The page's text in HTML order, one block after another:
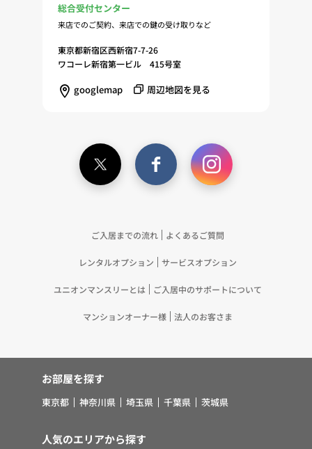
に保有する個人情報と当社から取得する個人情報を
突合して、お客様の当ウェブサイトの利用履歴等の
調査・分析、広告の効果測定およびその結果を利用
し、興味関心・嗜好に応じたサービスに関する広告
（11）本ポリシーへの同意に基づき、提携事業者等
記載の目的で利用するため（12）本ポリシーへの同
意に基づき、提携事業者等が取得した個人関連情報
の提供を受け、当社が既に有している個人情報を突
ービス、マーケティング活動、お問い合わせ対応お
5.お客様・オーナー様の個人情報の第三者への提
取り扱う個人情報を、あらかじめお客様およびオー
ナー様の同意を得ないで、第三者に提供いたしませ
生の向上または児童の健全な育成の推進のために特
に必要がある場合であって、お客様の同意を得るこ
総合受付センター
来店でのご契約、来店での鍵の受け取りなど
東京都新宿区西新宿7-7-26
ワコーレ新宿第一ビル 415号室
googlemap 周辺地図を見る
ご入居までの流れ よくあるご質問
レンタルオプション サービスオプション
ユニオンマンスリーとは ご入居中のサポートについて
マンションオーナー様 法人のお客さま
お部屋を探す
東京都 神奈川県 埼玉県 千葉県 茨城県
人気のエリアから探す